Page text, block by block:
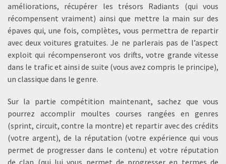
améliorations, récupérer les trésors Radiants (qui vous
récompensent vraiment) ainsi que mettre la main sur des
épaves qui, une fois, complètes, vous permettra de repartir
avec deux voitures gratuites. Je ne parlerais pas de l’aspect
exploit qui récompenseront vos drifts, votre grande vitesse
dans le trafic et ainsi de suite (vous avez compris le principe),
un classique dans le genre.
Sur la partie compétition maintenant, sachez que vous
pourrez accomplir moultes courses rangées en genres
(sprint, circuit, contre la montre) et repartir avec des crédits
(votre argent), de la réputation (votre expérience qui vous
permet de progresser dans le contenu) et votre réputation
de clan (qui lui vous permet de progresser en termes de